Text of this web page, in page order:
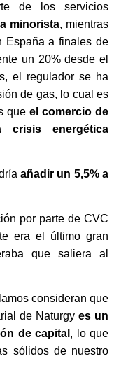
de los servicios
minorista, mientras
España a finales de
un 20% desde el
el regulador se ha
de gas, lo cual es
que el comercio de
crisis energética
añadir un 5,5% a
por parte de CVC
era el último gran
que saliera al
consideran que
de Naturgyes un
de capital , lo que
sólidos de nuestro